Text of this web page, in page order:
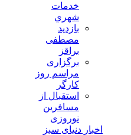
خدمات
شهري
بازدید
مصطفی
براقز
برگزاری
مراسم روز
کارگر
استقبال از
مسافرین
نوروزی
اخبار دنیای سبز